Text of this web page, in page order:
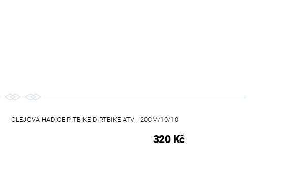
OLEJOVÁ HADICE PITBIKE DIRTBIKE ATV - 20CM/10/10
320 Kč